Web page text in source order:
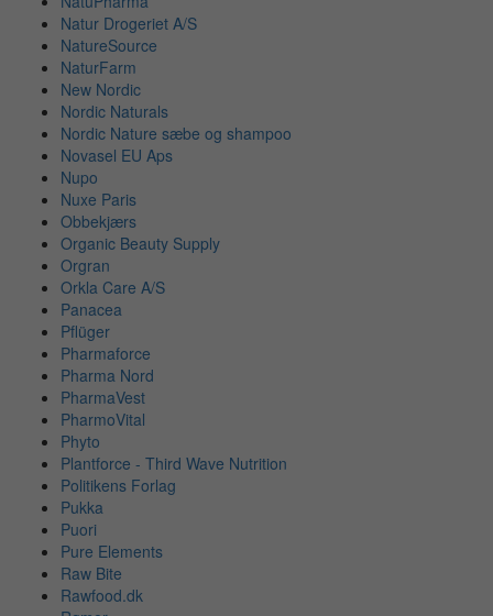
Natur Drogeriet A/S
NatureSource
NaturFarm
New Nordic
Nordic Naturals
Nordic Nature sæbe og shampoo
Novasel EU Aps
Nupo
Nuxe Paris
Obbekjærs
Organic Beauty Supply
Orgran
Orkla Care A/S
Panacea
Pflüger
Pharmaforce
Pharma Nord
PharmaVest
PharmoVital
Phyto
Plantforce - Third Wave Nutrition
Politikens Forlag
Pukka
Puori
Pure Elements
Raw Bite
Rawfood.dk